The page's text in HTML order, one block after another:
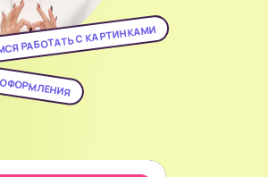
РАБОТАТЬ С КАРТИНКАМИ